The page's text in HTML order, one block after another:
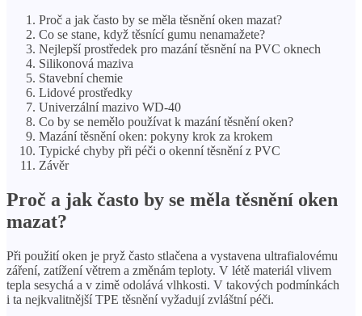
Proč a jak často by se měla těsnění oken mazat?
Co se stane, když těsnící gumu nenamažete?
Nejlepší prostředek pro mazání těsnění na PVC oknech
Silikonová maziva
Stavební chemie
Lidové prostředky
Univerzální mazivo WD-40
Co by se nemělo používat k mazání těsnění oken?
Mazání těsnění oken: pokyny krok za krokem
Typické chyby při péči o okenní těsnění z PVC
Závěr
Proč a jak často by se měla těsnění oken
mazat?
Při použití oken je pryž často stlačena a vystavena ultrafialovému
záření, zatížení větrem a změnám teploty. V létě materiál vlivem
tepla sesychá a v zimě odolává vlhkosti. V takových podmínkách
i ta nejkvalitnější TPE těsnění vyžadují zvláštní péči.